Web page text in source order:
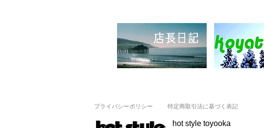
プライバシーポリシー 特定商取引法に基づく表記
hot style toyooka